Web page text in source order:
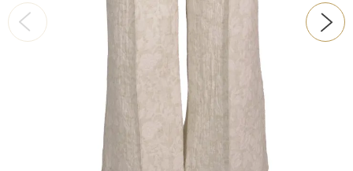
DOPLŇKY
DÁRKOVÉ POUKAZY